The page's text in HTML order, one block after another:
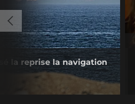
la reprise la navigation